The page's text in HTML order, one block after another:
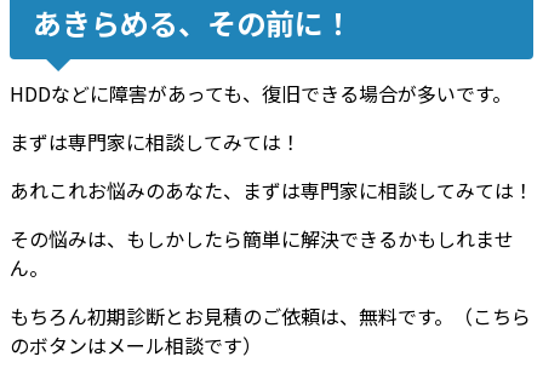
あきらめる、その前に！
HDDなどに障害があっても、復旧できる場合が多いです。
まずは専門家に相談してみては！
あれこれお悩みのあなた、まずは専門家に相談してみては！
その悩みは、もしかしたら簡単に解決できるかもしれませ
ん。
もちろん初期診断とお見積のご依頼は、無料です。（こちら
のボタンはメール相談です）